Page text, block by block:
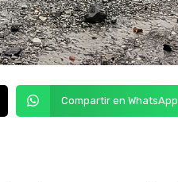
Compartir en WhatsApp